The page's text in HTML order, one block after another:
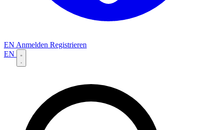
EN Anmelden Registrieren
EN